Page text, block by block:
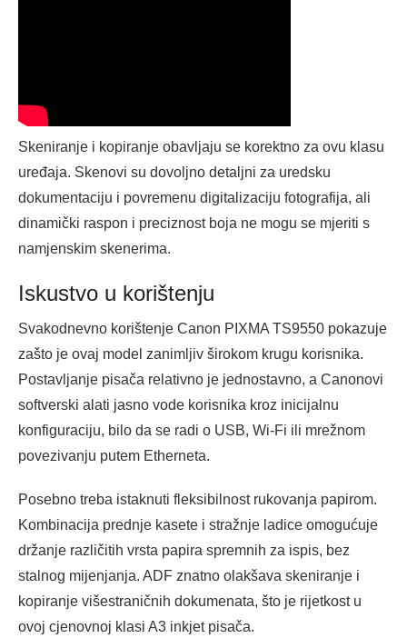
Skeniranje i kopiranje obavljaju se korektno za ovu klasu
uređaja. Skenovi su dovoljno detaljni za uredsku
dokumentaciju i povremenu digitalizaciju fotografija, ali
dinamički raspon i preciznost boja ne mogu se mjeriti s
namjenskim skenerima.
Iskustvo u korištenju
Svakodnevno korištenje Canon PIXMA TS9550 pokazuje
zašto je ovaj model zanimljiv širokom krugu korisnika.
Postavljanje pisača relativno je jednostavno, a Canonovi
softverski alati jasno vode korisnika kroz inicijalnu
konfiguraciju, bilo da se radi o USB, Wi‑Fi ili mrežnom
povezivanju putem Etherneta.
Posebno treba istaknuti fleksibilnost rukovanja papirom.
Kombinacija prednje kasete i stražnje ladice omogućuje
držanje različitih vrsta papira spremnih za ispis, bez
stalnog mijenjanja. ADF znatno olakšava skeniranje i
kopiranje višestraničnih dokumenata, što je rijetkost u
ovoj cjenovnoj klasi A3 inkjet pisača.